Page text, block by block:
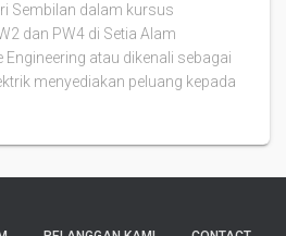
Sembilan dalam kursus
dan PW4 di Setia Alam
Engineering atau dikenali sebagai
menyediakan peluang kepada